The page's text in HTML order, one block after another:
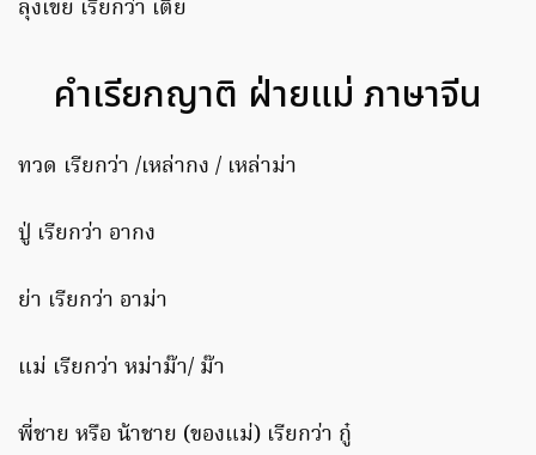
ลุงเขย เรียกว่า เตี๋ย
คำเรียกญาติ ฝ่ายแม่ ภาษาจีน
ทวด เรียกว่า /เหล่ากง / เหล่าม่า
ปู่ เรียกว่า อากง
ย่า เรียกว่า อาม่า
แม่ เรียกว่า หม่าม๊า/ ม๊า
พี่ชาย หรือ น้าชาย (ของแม่) เรียกว่า กู๋